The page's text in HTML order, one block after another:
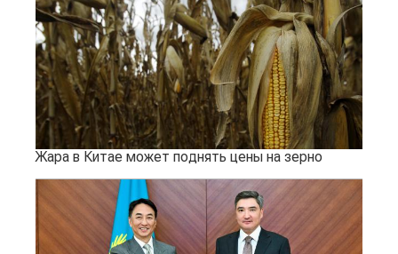
Жара в Китае может поднять цены на зерно